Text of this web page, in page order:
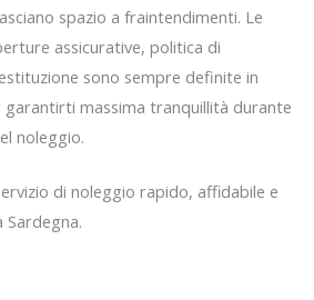
spazio a fraintendimenti. Le
assicurative, politica di
sono sempre definite in
massima tranquillità durante
noleggio.
di noleggio rapido, affidabile e